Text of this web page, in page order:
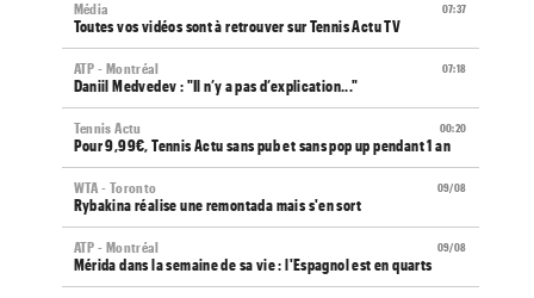
07:37
Média
Toutes vos vidéos sont à retrouver sur Tennis Actu TV
07:18
ATP - Montréal
Daniil Medvedev : "Il n’y a pas d’explication..."
00:20
Tennis Actu
Pour 9,99€, Tennis Actu sans pub et sans pop up pendant 1 an
09/08
WTA - Toronto
Rybakina réalise une remontada mais s'en sort
09/08
ATP - Montréal
Mérida dans la semaine de sa vie : l'Espagnol est en quarts